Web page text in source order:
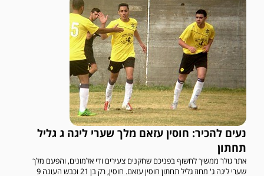
נעים להכיר: חוסין עזאם מלך שערי ליגה ג גליל
תחתון
אתר גולר ממשיך לחשוף בפניכם שחקנים צעירים ודי אלמונים, והפעם מלך
שערי ליגה ג' מחוז גליל תחתון חוסין עזאם. חוסין, רק בן 21 וכבש העונה 9